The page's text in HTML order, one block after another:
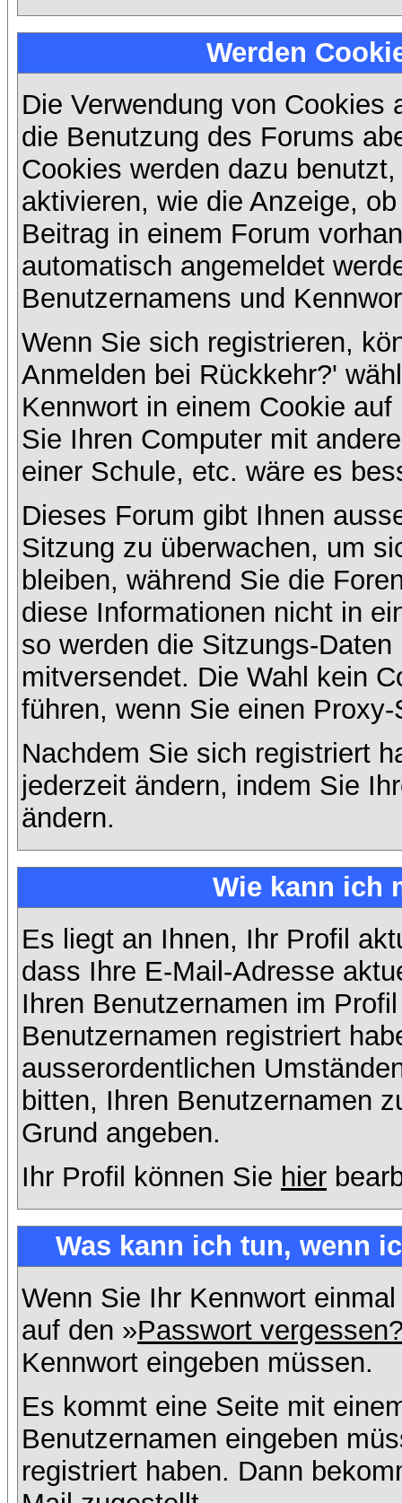
Werden
Die Verwendung von
die Benutzung des Forums
Cookies werden dazu
aktivieren, wie die Anzeige,
Beitrag in einem Forum
automatisch angemeldet
Benutzernamens und
Wenn Sie sich registrieren,
Anmelden bei Rückkehr?'
Kennwort in einem Cookie
Sie Ihren Computer mit
einer Schule, etc. wäre es
Dieses Forum gibt Ihnen
Sitzung zu überwachen, um
bleiben, während Sie die
diese Informationen nicht in
so werden die Sitzungs-
mitversendet. Die Wahl kein
führen, wenn Sie einen
Nachdem Sie sich registriert
jederzeit ändern, indem Sie
ändern.
Wie kann ich
Es liegt an Ihnen, Ihr Profil
dass Ihre E-Mail-Adresse
Ihren Benutzernamen im
Benutzernamen registriert
ausserordentlichen
bitten, Ihren Benutzernamen
Grund angeben.
Ihr Profil können Sie hier
Was kann ich tun, wenn
Wenn Sie Ihr Kennwort
auf den »Passwort
Kennwort eingeben müssen.
Es kommt eine Seite mit
Benutzernamen eingeben
registriert haben. Dann